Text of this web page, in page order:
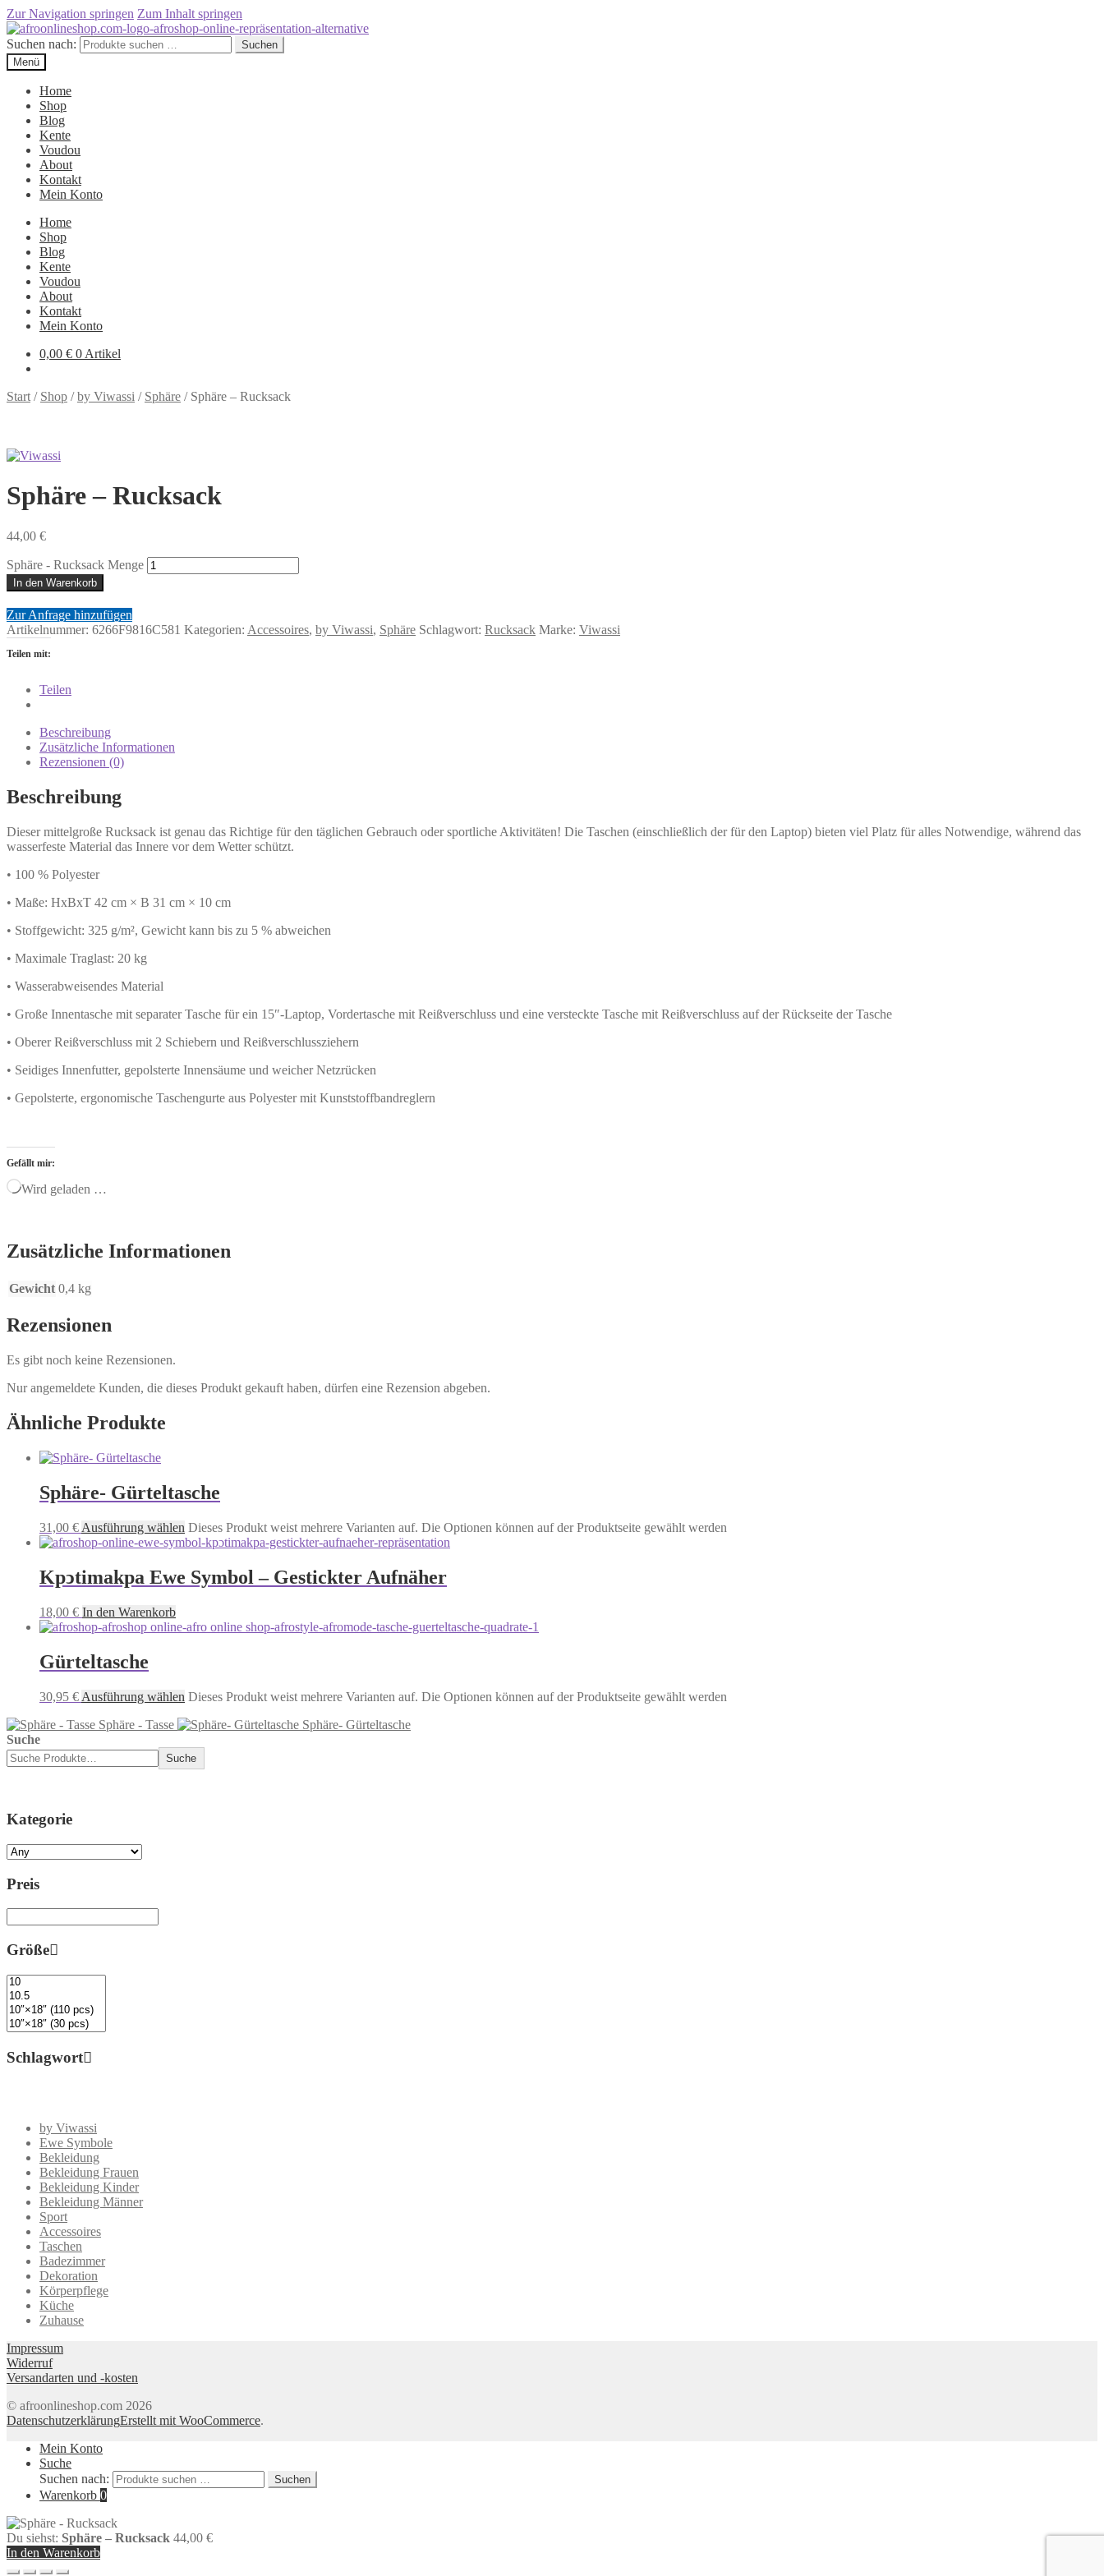
Zur Navigation springen Zum Inhalt springen
Suchen nach:
Suchen
Menü
Home
Shop
Blog
Kente
Voudou
About
Kontakt
Mein Konto
Home
Shop
Blog
Kente
Voudou
About
Kontakt
Mein Konto
0,00 € 0 Artikel
Start / Shop /by Viwassi / Sphäre / Sphäre – Rucksack
Sphäre – Rucksack
44,00 €
Sphäre - Rucksack Menge
In den Warenkorb
Zur Anfrage hinzufügen
Artikelnummer: 6266F9816C581 Kategorien: Accessoires, by Viwassi, Sphäre Schlagwort: Rucksack Marke: Viwassi
Teilen mit:
Teilen
Beschreibung
Zusätzliche Informationen
Rezensionen (0)
Beschreibung
Dieser mittelgroße Rucksack ist genau das Richtige für den täglichen Gebrauch oder sportliche Aktivitäten! Die Taschen (einschließlich der für den Laptop) bieten viel Platz für alles Notwendige, während das
wasserfeste Material das Innere vor dem Wetter schützt.
• 100 % Polyester
• Maße: HxBxT 42 cm × B 31 cm × 10 cm
• Stoffgewicht: 325 g/m², Gewicht kann bis zu 5 % abweichen
• Maximale Traglast: 20 kg
• Wasserabweisendes Material
• Große Innentasche mit separater Tasche für ein 15″-Laptop, Vordertasche mit Reißverschluss und eine versteckte Tasche mit Reißverschluss auf der Rückseite der Tasche
• Oberer Reißverschluss mit 2 Schiebern und Reißverschlussziehern
• Seidiges Innenfutter, gepolsterte Innensäume und weicher Netzrücken
• Gepolsterte, ergonomische Taschengurte aus Polyester mit Kunststoffbandreglern
Gefällt mir:
Wird geladen …
Zusätzliche Informationen
Gewicht 0,4 kg
Rezensionen
Es gibt noch keine Rezensionen.
Nur angemeldete Kunden, die dieses Produkt gekauft haben, dürfen eine Rezension abgeben.
Ähnliche Produkte
Sphäre- Gürteltasche
31,00 € Ausführung wählen Dieses Produkt weist mehrere Varianten auf. Die Optionen können auf der Produktseite gewählt werden
Kpͻtimakpa Ewe Symbol – Gestickter Aufnäher
18,00 € In den Warenkorb
Gürteltasche
30,95 € Ausführung wählen Dieses Produkt weist mehrere Varianten auf. Die Optionen können auf der Produktseite gewählt werden
Sphäre - Tasse
Sphäre- Gürteltasche
Suche
Suche
Kategorie
Preis
Größe
Schlagwort
by Viwassi
Ewe Symbole
Bekleidung
Bekleidung Frauen
Bekleidung Kinder
Bekleidung Männer
Sport
Accessoires
Taschen
Badezimmer
Dekoration
Körperpflege
Küche
Zuhause
Impressum
Widerruf
Versandarten und -kosten
© afroonlineshop.com 2026
DatenschutzerklärungErstellt mit WooCommerce.
Mein Konto
Suche
Suchen nach:
Suchen
Warenkorb 0
Du siehst: Sphäre – Rucksack 44,00 €
In den Warenkorb